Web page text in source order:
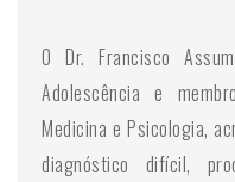
O Dr. Francisco
Adolescência e
Medicina e Psicologia,
diagnóstico difícil,